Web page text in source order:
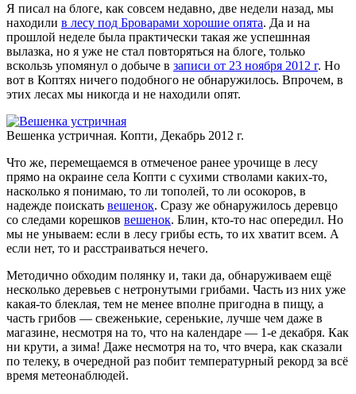
Я писал на блоге, как совсем недавно, две недели назад, мы
находили в лесу под Броварами хорошие опята. Да и на
прошлой неделе была практически такая же успешнная
вылазка, но я уже не стал повторяться на блоге, только
вскользь упомянул о добыче в записи от 23 ноября 2012 г. Но
вот в Коптях ничего подобного не обнаружилось. Впрочем, в
этих лесах мы никогда и не находили опят.
Вешенка устричная. Копти, Декабрь 2012 г.
Что же, перемещаемся в отмеченое ранее урочище в лесу
прямо на окраине села Копти с сухими стволами каких-то,
насколько я понимаю, то ли тополей, то ли осокоров, в
надежде поискать вешенок. Сразу же обнаружилось деревцо
со следами корешков вешенок. Блин, кто-то нас опередил. Но
мы не унываем: если в лесу грибы есть, то их хватит всем. А
если нет, то и расстраиваться нечего.
Методично обходим полянку и, таки да, обнаруживаем ещё
несколько деревьев с нетронутыми грибами. Часть из них уже
какая-то блеклая, тем не менее вполне пригодна в пищу, а
часть грибов — свеженькие, серенькие, лучше чем даже в
магазине, несмотря на то, что на календаре — 1-е декабря. Как
ни крути, а зима! Даже несмотря на то, что вчера, как сказали
по телеку, в очередной раз побит температурный рекорд за всё
время метеонаблюдей.